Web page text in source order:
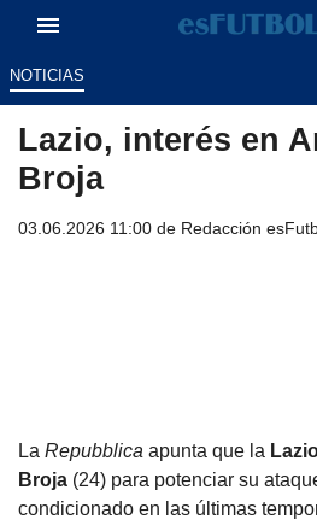
NOTICIAS
Lazio, interés en
Broja
03.06.2026 11:00 de Redacción
La Repubblica apunta que la
Broja (24) para potenciar su
condicionado en las últimas